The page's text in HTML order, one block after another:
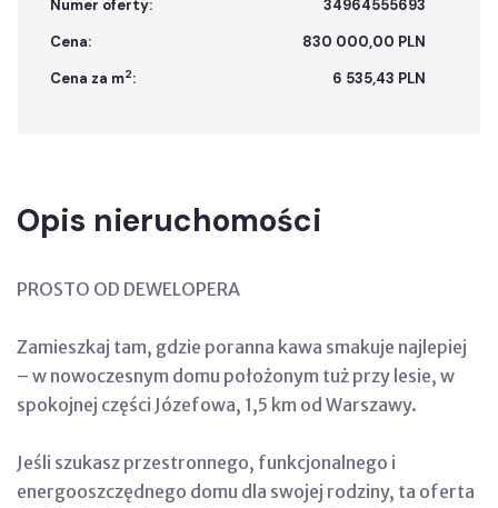
Numer oferty:
34964555693
Cena:
830 000,00 PLN
Cena za m2: 6 535,43 PLN
Opis nieruchomości
PROSTO OD DEWELOPERA
Zamieszkaj tam, gdzie poranna kawa smakuje najlepiej
– w nowoczesnym domu położonym tuż przy lesie, w
spokojnej części Józefowa, 1,5 km od Warszawy.
Jeśli szukasz przestronnego, funkcjonalnego i
energooszczędnego domu dla swojej rodziny, ta oferta